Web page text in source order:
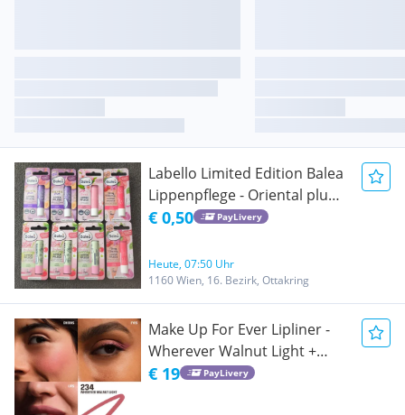
Labello Limited Edition Balea
Lippenpflege - Oriental plum
| Rosé | Very Cherry |
€ 0,50 PayLivery
Heute, 07:50 Uhr
1160 Wien, 16. Bezirk, Ottakring
Make Up For Ever Lipliner -
Wherever Walnut Light +
Geschenk
€ 19 PayLivery